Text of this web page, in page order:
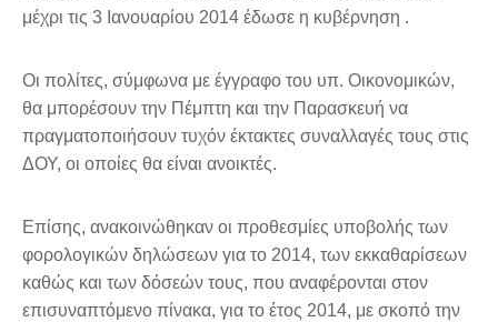
μέχρι τις 3 Ιανουαρίου 2014 έδωσε η κυβέρνηση .
Οι πολίτες, σύμφωνα με έγγραφο του υπ. Οικονομικών,
θα μπορέσουν την Πέμπτη και την Παρασκευή να
πραγματοποιήσουν τυχόν έκτακτες συναλλαγές τους στις
ΔΟΥ, οι οποίες θα είναι ανοικτές.
Επίσης, ανακοινώθηκαν οι προθεσμίες υποβολής των
φορολογικών δηλώσεων για το 2014, των εκκαθαρίσεων
καθώς και των δόσεών τους, που αναφέρονται στον
επισυναπτόμενο πίνακα, για το έτος 2014, με σκοπό την